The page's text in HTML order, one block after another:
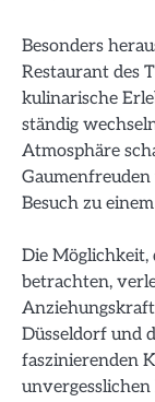
Besonders
Restaurant des
kulinarische
ständig
Atmosphäre
Besuch zu
Die Möglichkeit,
betrachten,
Düsseldorf und
faszinierenden